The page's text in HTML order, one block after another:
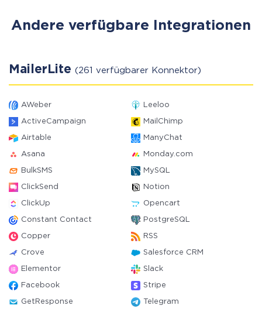
Andere verfügbare Integrationen
MailerLite (261 verfügbarer Konnektor)
AWeber Leeloo
ActiveCampaign MailChimp
Airtable ManyChat
Asana Monday.com
BulkSMS MySQL
ClickSend Notion
ClickUp Opencart
Constant Contact PostgreSQL
Copper RSS
Crove Salesforce CRM
Elementor Slack
Facebook Stripe
GetResponse Telegram